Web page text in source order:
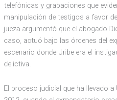
telefónicas y grabaciones que
manipulación de testigos a favor
jueza argumentó que el abogado
caso, actuó bajo las órdenes del
escenario donde Uribe era el
delictiva.
El proceso judicial que ha llevado